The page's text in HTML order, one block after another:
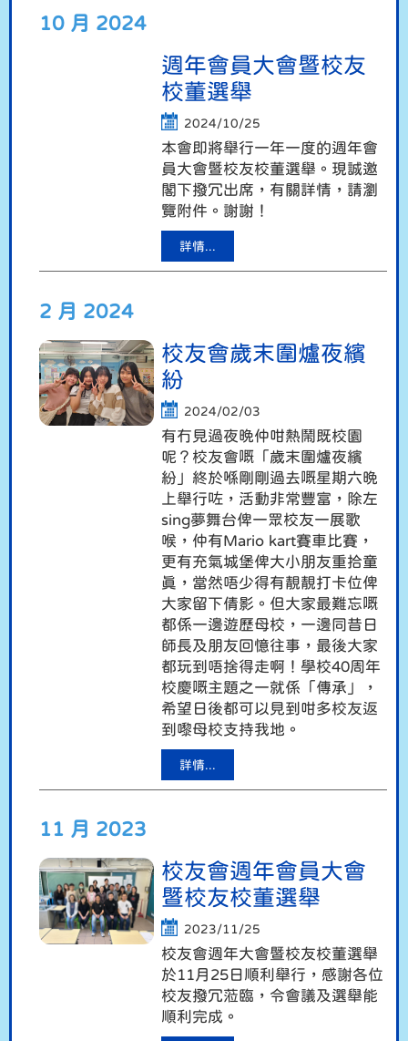
10 月 2024
週年會員大會暨校友
校董選舉
2024/10/25
本會即將舉行一年一度的週年會
員大會暨校友校董選舉。現誠邀
閣下撥冗出席，有關詳情，請瀏
覽附件。謝謝！
詳情...
2 月 2024
校友會歲末圍爐夜繽
紛
2024/02/03
有冇見過夜晚仲咁熱鬧既校園
呢？校友會嘅「歲末圍爐夜繽
紛」終於喺剛剛過去嘅星期六晚
上舉行咗，活動非常豐富，除左
sing夢舞台俾一眾校友一展歌
喉，仲有Mario kart賽車比賽，
更有充氣城堡俾大小朋友重拾童
真，當然唔少得有靚靚打卡位俾
大家留下倩影。但大家最難忘嘅
都係一邊遊歷母校，一邊同昔日
師長及朋友回憶往事，最後大家
都玩到唔捨得走啊！學校40周年
校慶嘅主題之一就係「傳承」，
希望日後都可以見到咁多校友返
到嚟母校支持我地。
詳情...
11 月 2023
校友會週年會員大會
暨校友校董選舉
2023/11/25
校友會週年大會暨校友校董選舉
於11月25日順利舉行，感謝各位
校友撥冗蒞臨，令會議及選舉能
順利完成。